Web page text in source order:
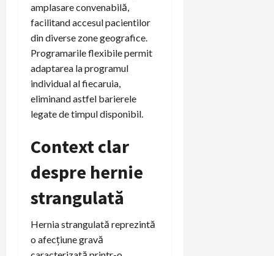
amplasare convenabilă,
facilitand accesul pacientilor
din diverse zone geografice.
Programarile flexibile permit
adaptarea la programul
individual al fiecaruia,
eliminand astfel barierele
legate de timpul disponibil.
Context clar
despre hernie
strangulată
Hernia strangulată reprezintă
o afecțiune gravă